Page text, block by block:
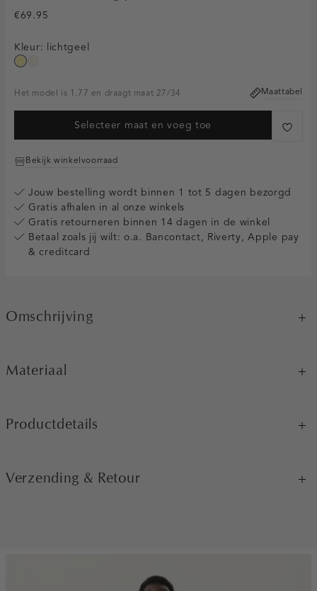
€69.95
Kleur:
lichtgeel
lichtgeel
white
Het model is 1.77 en draagt maat 27/34 Maattabel
Selecteer maat en voeg toe
Bekijk winkelvoorraad
Jouw bestelling wordt binnen 1 tot 5 dagen bezorgd
Gratis afhalen in al onze winkels
Gratis retourneren binnen 14 dagen in de winkel
Betaal zoals jij wilt: o.a. Bancontact, Riverty, Apple pay
& creditcard
Omschrijving
Materiaal
Productdetails
Verzending & Retour